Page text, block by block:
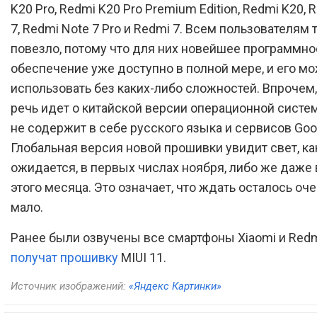
K20 Pro, Redmi K20 Pro Premium Edition, Redmi K20,
7, Redmi Note 7 Pro и Redmi 7. Всем пользователям
повезло, потому что для них новейшее
обеспечение уже доступно в полной мере, и его
использовать без каких-либо сложностей.
речь идет о китайской версии операционной
не содержит в себе русского языка и сервисов
Глобальная версия новой прошивки увидит свет,
ожидается, в первых числах ноября, либо же даже
этого месяца. Это означает, что ждать осталось
мало.
Ранее были озвучены все смартфоны Xiaomi и
получат прошивку MIUI 11.
Источник изображений: «Яндекс Картинки»